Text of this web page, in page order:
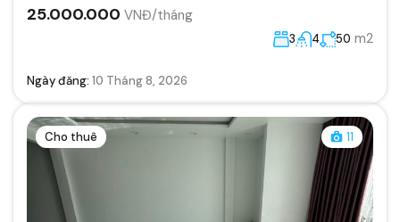
25.000.000 VNĐ/tháng
3 4 50 m2
Ngày đăng: 10 Tháng 8, 2026
Cho thuê 11